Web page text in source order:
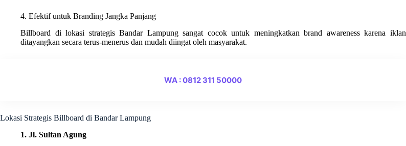
4. Efektif untuk Branding Jangka Panjang
Billboard di lokasi strategis Bandar Lampung sangat cocok untuk meningkatkan brand awareness karena iklan
ditayangkan secara terus-menerus dan mudah diingat oleh masyarakat.
WA : 0812 311 50000
Lokasi Strategis Billboard di Bandar Lampung
1. Jl. Sultan Agung